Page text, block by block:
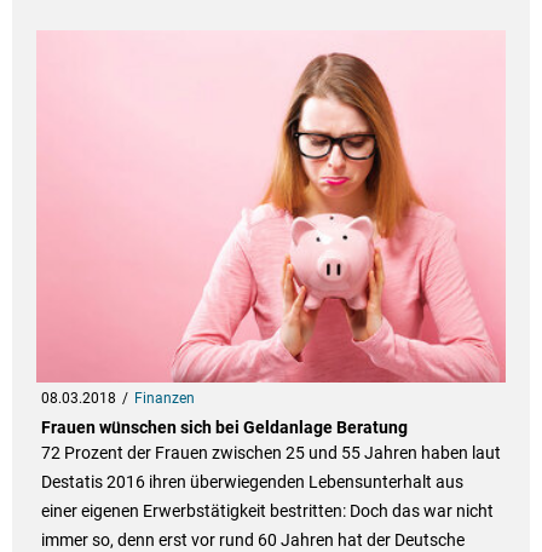
08.03.2018 Finanzen
Frauen wünschen sich bei Geldanlage Beratung
72 Prozent der Frauen zwischen 25 und 55 Jahren haben laut
Destatis 2016 ihren überwiegenden Lebensunterhalt aus
einer eigenen Erwerbstätigkeit bestritten: Doch das war nicht
immer so, denn erst vor rund 60 Jahren hat der Deutsche